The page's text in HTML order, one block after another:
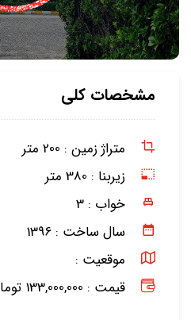
مشخصات کلی
متراژ زمین : 200 متر
زیربنا : 380 متر
خواب : 3
سال ساخت : 1396
موقعیت :
قیمت : 133,000,000 تومان /